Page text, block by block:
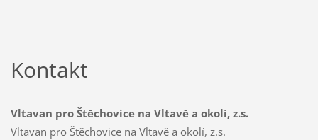
Kontakt
Vltavan pro Štěchovice na Vltavě a okolí, z.s.
Vltavan pro Štěchovice na Vltavě a okolí, z.s.